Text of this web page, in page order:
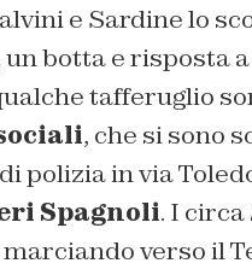
e Sardine lo
botta e risposta
tafferuglio
, che si sono
polizia in via
Spagnoli. I circa
verso il